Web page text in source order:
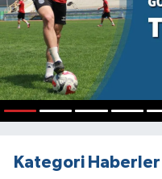
Kategori Haberler